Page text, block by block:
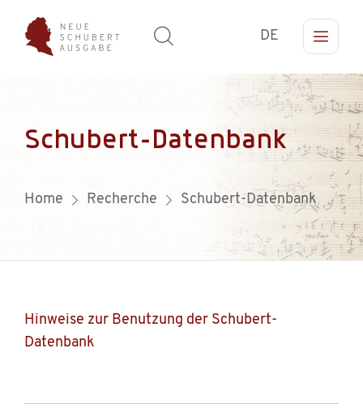
DE
Schubert-Datenbank
Home Recherche Schubert-Datenbank
Hinweise zur Benutzung der Schubert-
Datenbank